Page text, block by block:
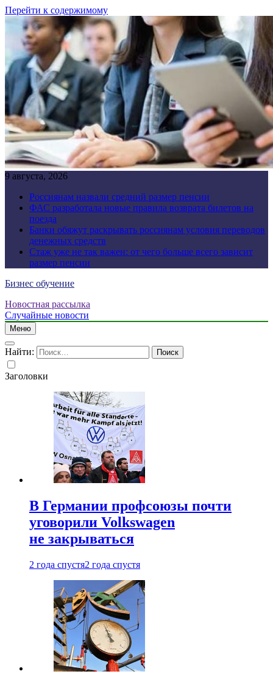
Перейти к содержимому
9 августа, 2026
Россиянам назвали средний размер пенсии
ФАС разработала новые правила возврата билетов на
поезда
Банки обяжут раскрывать россиянам условия переводов
денежных средств
Стаж уже не так важен: от чего больше всего зависит
размер пенсии
Бизнес обучение
Новостная рассылка
Случайные новости
Меню
Найти:
Заголовки
В Германии профсоюзы почти
уговорили Volkswagen
не закрываться
2 года спустя2 года спустя